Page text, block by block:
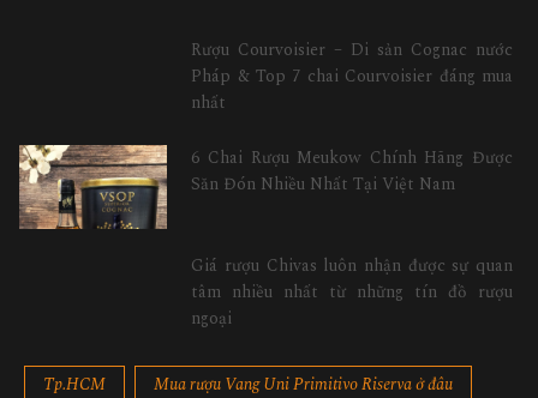
Rượu Courvoisier – Di sản Cognac nước
Pháp & Top 7 chai Courvoisier đáng mua
nhất
6 Chai Rượu Meukow Chính Hãng Được
Săn Đón Nhiều Nhất Tại Việt Nam
Giá rượu Chivas luôn nhận được sự quan
tâm nhiều nhất từ những tín đồ rượu
ngoại
Tp.HCM
Mua rượu Vang Uni Primitivo Riserva ở đâu